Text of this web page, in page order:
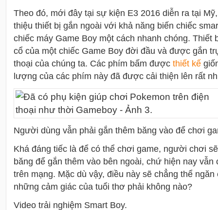
Theo đó, mới đây tại sự kiện E3 2016 diễn ra tại
thiệu thiết bị gắn ngoài với khả năng biến chiếc
chiếc máy Game Boy một cách nhanh chóng. Thiết
cổ của một chiếc Game Boy đời đầu và được gắn
thoại của chúng ta. Các phím bấm được thiết kế
lượng của các phím này đã được cải thiện lên rất
Người dùng vẫn phải gắn thêm băng vào để chơi
Khá đáng tiếc là để có thể chơi game, người chơi
băng để gắn thêm vào bên ngoài, chứ hiện nay
trên mạng. Mặc dù vậy, điều này sẽ chẳng thể
những cảm giác của tuổi thơ phải không nào?
Video trải nghiệm Smart Boy.